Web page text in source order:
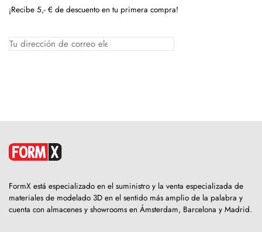
¡Recibe 5,- € de descuento en tu primera compra!
FormX está especializado en el suministro y la venta especializada de
materiales de modelado 3D en el sentido más amplio de la palabra y
cuenta con almacenes y showrooms en Ámsterdam, Barcelona y Madrid.